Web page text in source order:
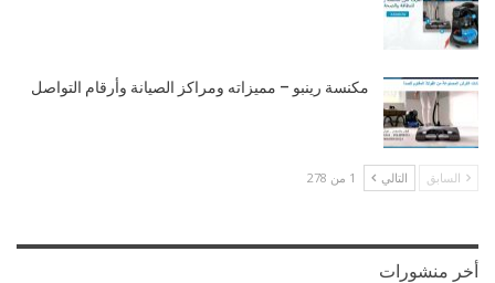
مكنسة رينبو – مميزاته ومراكز الصيانة وأرقام التواصل
السابق التالي 1 من 278
أخر منشورات